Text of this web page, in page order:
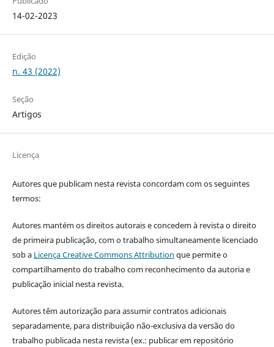
14-02-2023
Edição
n. 43 (2022)
Seção
Artigos
Licença
Autores que publicam nesta revista concordam com os seguintes
termos:
Autores mantém os direitos autorais e concedem à revista o direito
de primeira publicação, com o trabalho simultaneamente licenciado
sob a Licença Creative Commons Attribution que permite o
compartilhamento do trabalho com reconhecimento da autoria e
publicação inicial nesta revista.
Autores têm autorização para assumir contratos adicionais
separadamente, para distribuição não-exclusiva da versão do
trabalho publicada nesta revista (ex.: publicar em repositório